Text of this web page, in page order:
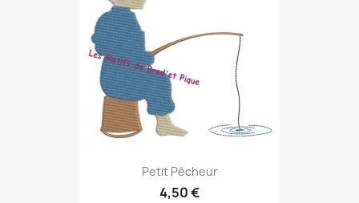
Petit Pêcheur
4,50 €